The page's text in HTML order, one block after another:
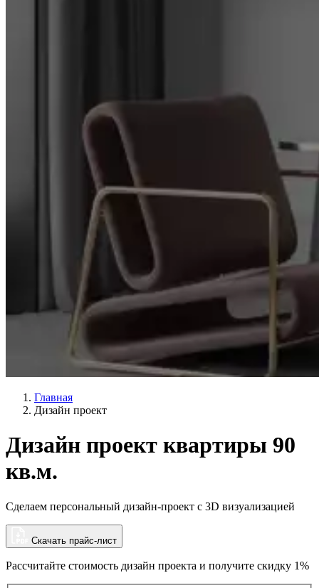
Главная
Дизайн проект
Дизайн проект квартиры 90
кв.м.
Сделаем персональный дизайн-проект с 3D визуализацией
Скачать прайс-лист
Рассчитайте стоимость дизайн проекта и получите скидку 1%